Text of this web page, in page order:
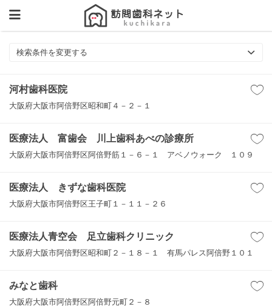
検索条件を変更する
河村歯科医院
大阪府大阪市阿倍野区昭和町４－２－１
医療法人 富歯会 川上歯科あべの診療所
大阪府大阪市阿倍野区阿倍野筋１－６－１ アベノウォーク １０９
医療法人 きずな歯科医院
大阪府大阪市阿倍野区王子町１－１１－２６
医療法人青空会 足立歯科クリニック
大阪府大阪市阿倍野区昭和町２－１８－１ 有馬パレス阿倍野１０１
みなと歯科
大阪府大阪市阿倍野区阿倍野元町２－８